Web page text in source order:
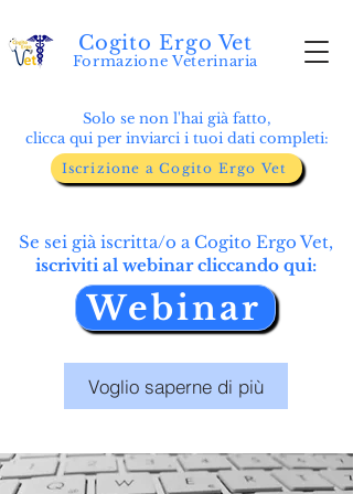
Cogito Ergo Vet
Formazione Veterinaria
Solo se non l'hai già fatto,
clicca qui per inviarci i tuoi dati completi:
Iscrizione a Cogito Ergo Vet
Se sei già iscritta/o a Cogito Ergo Vet,
iscriviti al webinar cliccando qui:
Webinar
Voglio saperne di più